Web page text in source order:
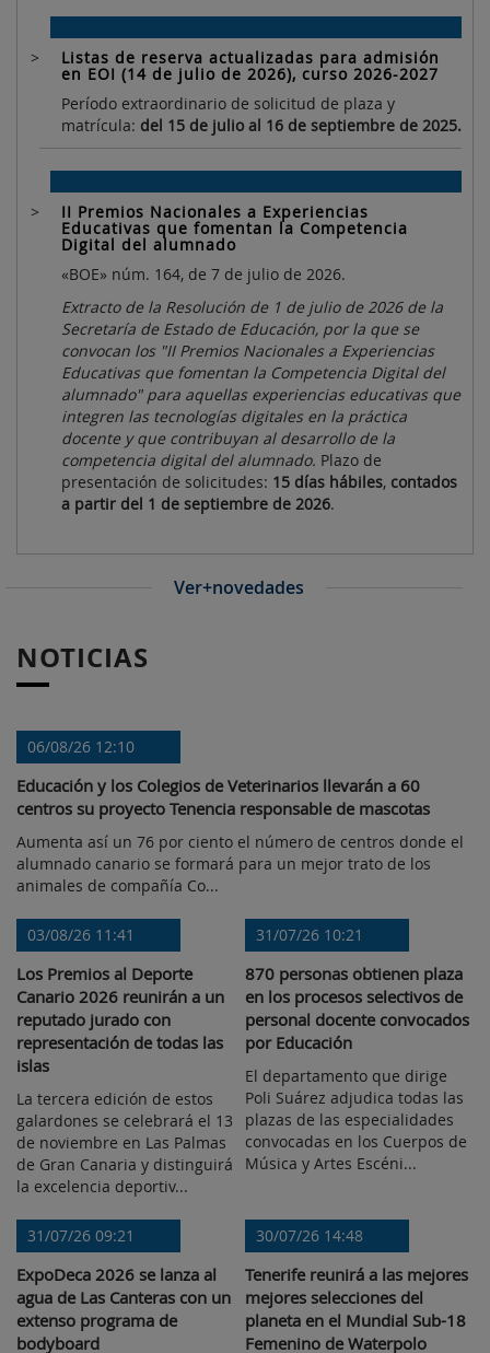
Listas de reserva actualizadas para admisión
en EOI (14 de julio de 2026), curso 2026-2027
Período extraordinario de solicitud de plaza y
matrícula: del 15 de julio al 16 de septiembre de 2025.
II Premios Nacionales a Experiencias
Educativas que fomentan la Competencia
Digital del alumnado
«BOE» núm. 164, de 7 de julio de 2026.
Extracto de la Resolución de 1 de julio de 2026 de la
Secretaría de Estado de Educación, por la que se
convocan los "II Premios Nacionales a Experiencias
Educativas que fomentan la Competencia Digital del
alumnado" para aquellas experiencias educativas que
integren las tecnologías digitales en la práctica
docente y que contribuyan al desarrollo de la
competencia digital del alumnado. Plazo de
presentación de solicitudes: 15 días hábiles, contados
a partir del 1 de septiembre de 2026.
Ver+novedades
NOTICIAS
06/08/26 12:10
Educación y los Colegios de Veterinarios llevarán a 60
centros su proyecto Tenencia responsable de mascotas
Aumenta así un 76 por ciento el número de centros donde el
alumnado canario se formará para un mejor trato de los
animales de compañía Co...
03/08/26 11:41
Los Premios al Deporte
Canario 2026 reunirán a un
reputado jurado con
representación de todas las
islas
La tercera edición de estos
galardones se celebrará el 13
de noviembre en Las Palmas
de Gran Canaria y distinguirá
la excelencia deportiv...
31/07/26 10:21
870 personas obtienen plaza
en los procesos selectivos de
personal docente convocados
por Educación
El departamento que dirige
Poli Suárez adjudica todas las
plazas de las especialidades
convocadas en los Cuerpos de
Música y Artes Escéni...
31/07/26 09:21
ExpoDeca 2026 se lanza al
agua de Las Canteras con un
extenso programa de
bodyboard
30/07/26 14:48
Tenerife reunirá a las mejores
mejores selecciones del
planeta en el Mundial Sub-18
Femenino de Waterpolo